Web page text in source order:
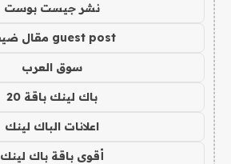
نشر جيست بوست
guest post مقال ضيف
سوق العرب
باك لينك باقة 20
اعلانات الباك لينك
أقوى باقة باك لينك